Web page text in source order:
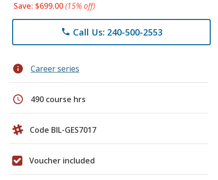
Save: $699.00(15% off)
phone Call Us: 240-500-2553
info Career series
schedule 490 course hrs
Code BIL-GES7017
Voucher included